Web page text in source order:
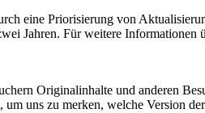
eine Priorisierung von
Jahren. Für weitere
Originalinhalte und anderen
uns zu merken, welche Version